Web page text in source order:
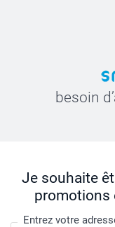
besoin
Je souhaite
promotions
Entrez votre